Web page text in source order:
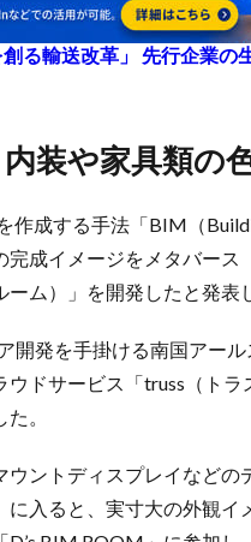
る輸送改革」 先行企業の
内装や家具類の
成する手法「BIM（
成イメージをメタバー
ム）」を開発したと発表
開発を手掛ける南国アー
ドサービス「truss（トラ
。
ントディスプレイなどの
に入ると、実寸大の外観